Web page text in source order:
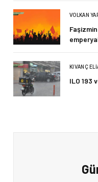
VOLKAN
KIVANÇ
ILO 193